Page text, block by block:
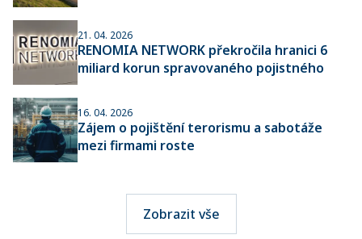
21. 04. 2026
RENOMIA NETWORK překročila hranici 6
miliard korun spravovaného pojistného
16. 04. 2026
Zájem o pojištění terorismu a sabotáže
mezi firmami roste
Zobrazit vše